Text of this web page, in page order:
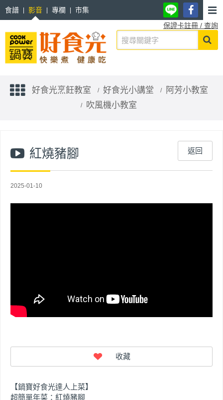
食譜 影音 專欄
市集
保證卡註冊 / 查詢
好食光烹飪教室 好食光小講堂
阿芳小教室
吹風機小教室
紅燒豬腳 返回
2025-01-10
【鍋寶好食光達人上菜】
超簡單年菜：紅燒豬腳